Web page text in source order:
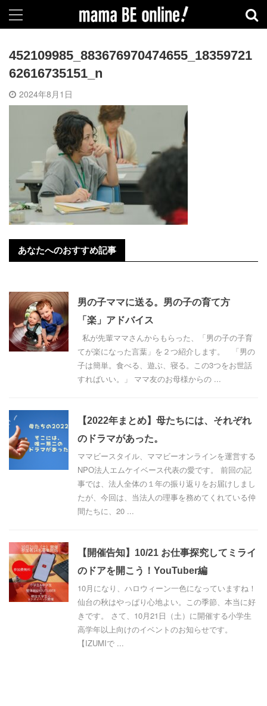
452109985_883676970474655_18359721
62616735151_n
2024年8月1日
あなたへのおすすめ記事
男の子ママに送る。男の子の育て方
「楽」アドバイス
私が先輩ママさんからもらった、「男の子の子育
てが楽になった言葉」を２つ紹介します。 「男の
子は簡単。食べる、遊ぶ、寝る。この3つをお世話
すればいい。」 ママ友のお母様からの ...
【2022年まとめ】母たちには、それぞれ
のドラマがあった。
ママビースタイル、ママビーオンラインを運営する
NPO法人エムケイベース代表の愛です。 前回の記
事では、法人全体の１年の振り返りをお届けしまし
たが、今回は、当法人の理事を務めてくれている仲
間たちに、20 ...
【開催告知】10/21 お仕事探究してミライ
のドアを開こう！YouTuber編
10月になり、ハロウィーン一色になっていますね！
仙台の秋はやっぱり心地よい。この季節、本当に好
きです。 さて、10月21日（土）に開催する小学生
高学年以上向けのイベントのお知らせです。
【IZUMIで ...